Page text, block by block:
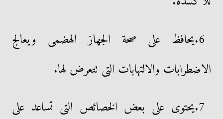
6.يحافظ على صحة الجهاز الهضمى ويعالج
الاضطرابات والالتهابات التى تتعرض لها.
7.يحتوى على بعض الخصائص التى تساعد على